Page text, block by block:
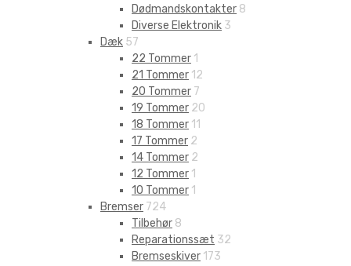
Dødmandskontakter 8
Diverse Elektronik 3
Dæk 57
22 Tommer 1
21 Tommer 12
20 Tommer 7
19 Tommer 20
18 Tommer 11
17 Tommer 2
14 Tommer 2
12 Tommer 1
10 Tommer 1
Bremser 724
Tilbehør 8
Reparationssæt 32
Bremseskiver 173